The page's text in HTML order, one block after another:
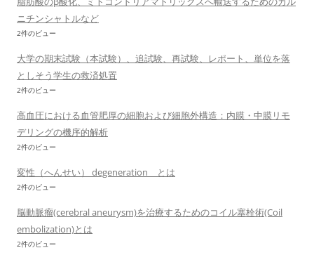
ニチンシャトルなど
2件のビュー
大学の期末試験（本試験）、追試験、再試験、レポート、単位を落
としそう学生の救済処置
2件のビュー
高血圧における血管肥厚の細胞および細胞外構造：内膜・中膜リモ
デリングの機序的解析
2件のビュー
変性（へんせい） degeneration とは
2件のビュー
脳動脈瘤(cerebral aneurysm)を治療するためのコイル塞栓術(Coil
embolization)とは
2件のビュー